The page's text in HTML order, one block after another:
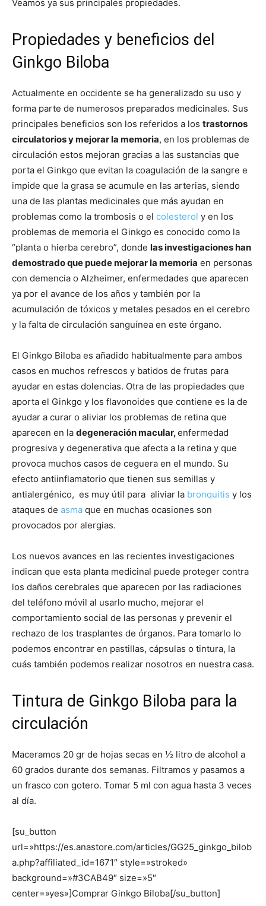
Veamos ya sus principales propiedades.
Propiedades y beneficios del
Ginkgo Biloba
Actualmente en occidente se ha generalizado su uso y
forma parte de numerosos preparados medicinales. Sus
principales beneficios son los referidos a los trastornos
circulatorios y mejorar la memoria, en los problemas de
circulación estos mejoran gracias a las sustancias que
porta el Ginkgo que evitan la coagulación de la sangre e
impide que la grasa se acumule en las arterias, siendo
una de las plantas medicinales que más ayudan en
problemas como la trombosis o el colesterol y en los
problemas de memoria el Ginkgo es conocido como la
“planta o hierba cerebro”, donde las investigaciones han
demostrado que puede mejorar la memoria en personas
con demencia o Alzheimer, enfermedades que aparecen
ya por el avance de los años y también por la
acumulación de tóxicos y metales pesados en el cerebro
y la falta de circulación sanguínea en este órgano.
El Ginkgo Biloba es añadido habitualmente para ambos
casos en muchos refrescos y batidos de frutas para
ayudar en estas dolencias. Otra de las propiedades que
aporta el Ginkgo y los flavonoides que contiene es la de
ayudar a curar o aliviar los problemas de retina que
aparecen en la degeneración macular,enfermedad
progresiva y degenerativa que afecta a la retina y que
provoca muchos casos de ceguera en el mundo. Su
efecto antiinflamatorio que tienen sus semillas y
antialergénico, es muy útil para aliviar la bronquitis y los
ataques de asma que en muchas ocasiones son
provocados por alergias.
Los nuevos avances en las recientes investigaciones
indican que esta planta medicinal puede proteger contra
los daños cerebrales que aparecen por las radiaciones
del teléfono móvil al usarlo mucho, mejorar el
comportamiento social de las personas y prevenir el
rechazo de los trasplantes de órganos. Para tomarlo lo
podemos encontrar en pastillas, cápsulas o tintura, la
cuás también podemos realizar nosotros en nuestra casa.
Tintura de Ginkgo Biloba para la
circulación
Maceramos 20 gr de hojas secas en ½ litro de alcohol a
60 grados durante dos semanas. Filtramos y pasamos a
un frasco con gotero. Tomar 5 ml con agua hasta 3 veces
al día.
[su_button
url=»https://es.anastore.com/articles/GG25_ginkgo_bilob
a.php?affiliated_id=1671″ style=»stroked»
background=»#3CAB49″ size=»5″
center=»yes»]Comprar Ginkgo Biloba[/su_button]